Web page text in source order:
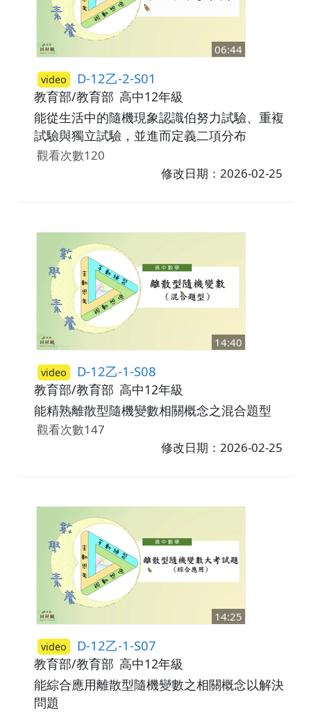
06:44
video D-12乙-2-S01
教育部/教育部 高中12年級
能從生活中的隨機現象認識伯努力試驗、重複
試驗與獨立試驗，並進而定義二項分布
觀看次數120
修改日期：2026-02-25
14:40
video D-12乙-1-S08
教育部/教育部 高中12年級
能精熟離散型隨機變數相關概念之混合題型
觀看次數147
修改日期：2026-02-25
14:25
video D-12乙-1-S07
教育部/教育部 高中12年級
能綜合應用離散型隨機變數之相關概念以解決
問題